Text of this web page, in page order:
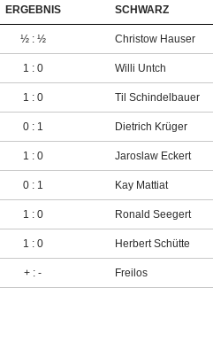
ERGEBNIS SCHWARZ
½ : ½ Christow Hauser
1 : 0 Willi Untch
1 : 0 Til Schindelbauer
0 : 1 Dietrich Krüger
1 : 0 Jaroslaw Eckert
0 : 1 Kay Mattiat
1 : 0 Ronald Seegert
1 : 0 Herbert Schütte
+ : - Freilos